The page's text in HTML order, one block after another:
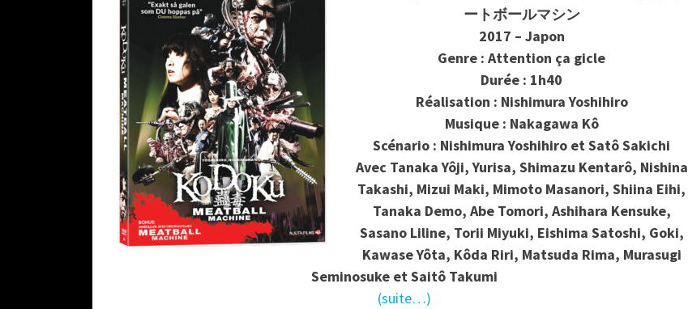
ートボールマシン
2017 – Japon
Genre : Attention ça gicle
Durée : 1h40
Réalisation : Nishimura Yoshihiro
Musique : Nakagawa Kô
Scénario : Nishimura Yoshihiro et Satô Sakichi
Avec Tanaka Yôji, Yurisa, Shimazu Kentarô, Nishina
Takashi, Mizui Maki, Mimoto Masanori, Shiina Eihi,
Tanaka Demo, Abe Tomori, Ashihara Kensuke,
Sasano Liline, Torii Miyuki, Eishima Satoshi, Goki,
Kawase Yôta, Kôda Riri, Matsuda Rima, Murasugi
Seminosuke et Saitô Takumi
(suite…)